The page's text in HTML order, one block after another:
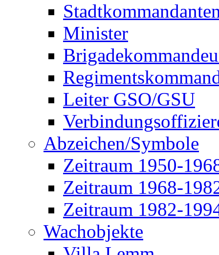
Minister
Leiter GSO/GSU
Abzeichen/Symbole
Zeitraum 1950-
Zeitraum 1968-
Zeitraum 1982-
Wachobjekte